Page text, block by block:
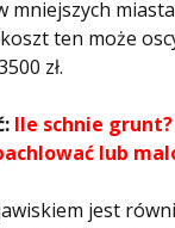
mniejszych
ten może
zł.
Ile schnie
lub
jest